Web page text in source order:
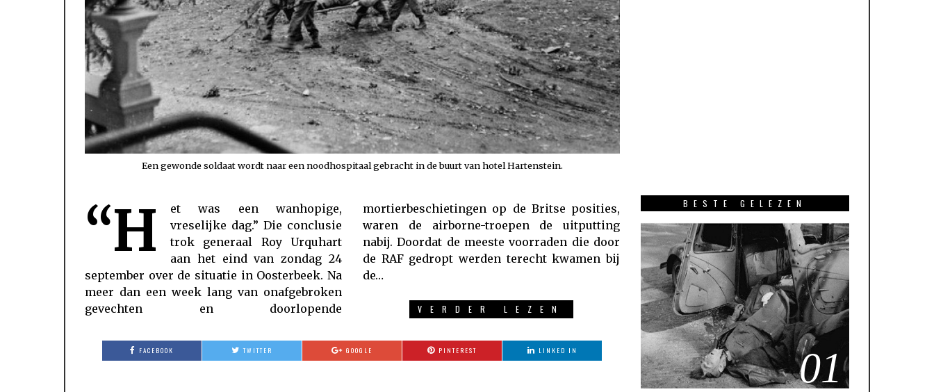
Een gewonde soldaat wordt naar een noodhospitaal gebracht in de buurt van hotel Hartenstein.
“H
et was een wanhopige,
vreselijke dag.” Die conclusie
trok generaal Roy Urquhart
aan het eind van zondag 24
september over de situatie in Oosterbeek. Na
meer dan een week lang van onafgebroken
gevechten en doorlopende
mortierbeschietingen op de Britse posities,
waren de airborne-troepen de uitputting
nabij. Doordat de meeste voorraden die door
de RAF gedropt werden terecht kwamen bij
de…
VERDER LEZEN
FACEBOOK TWITTER GOOGLE PINTEREST LINKED IN
BESTE GELEZEN
01